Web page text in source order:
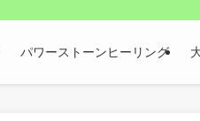
パワーストーンヒーリング